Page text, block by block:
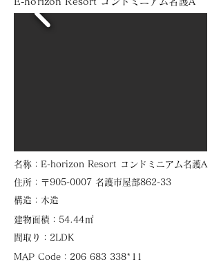
​名称：E-horizon Resort コンドミニアム名護A
住所：〒905-0007 名護市屋部862-33
​構造：木造
建物面積：54.44㎡
​間取り：2LDK
​MAP Code：206 683 338*11